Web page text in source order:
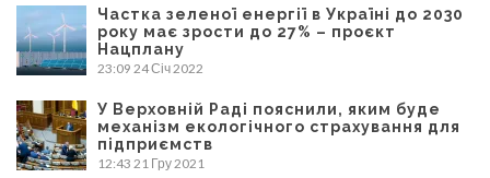
Частка зеленої енергії в Україні до 2030
року має зрости до 27% – проєкт
Нацплану
23:09 24 Січ 2022
У Верховній Раді пояснили, яким буде
механізм екологічного страхування для
підприємств
12:43 21 Гру 2021